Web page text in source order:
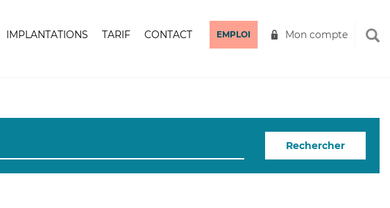
IMPLANTATIONS TARIF CONTACT EMPLOI Mon compte
Rechercher